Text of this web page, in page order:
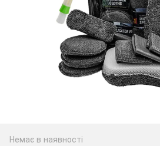
Немає в наявності